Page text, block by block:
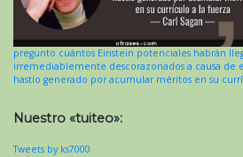
pregunto cuántos Einstein potenciales habrán
irremediablemente descorazonados a causa de
hastío generado por acumular méritos en su
Nuestro «tuiteo»:
Tweets by ks7000